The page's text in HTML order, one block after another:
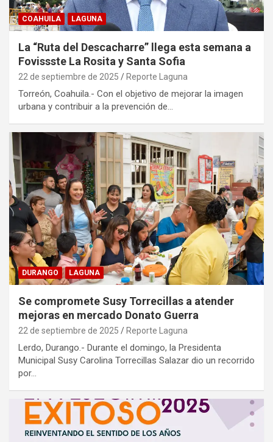
COAHUILA LAGUNA
La “Ruta del Descacharre” llega esta semana a
Fovissste La Rosita y Santa Sofia
22 de septiembre de 2025 Reporte Laguna
Torreón, Coahuila.- Con el objetivo de mejorar la imagen
urbana y contribuir a la prevención de…
DURANGO LAGUNA
Se compromete Susy Torrecillas a atender
mejoras en mercado Donato Guerra
22 de septiembre de 2025 Reporte Laguna
Lerdo, Durango.- Durante el domingo, la Presidenta
Municipal Susy Carolina Torrecillas Salazar dio un recorrido
por…